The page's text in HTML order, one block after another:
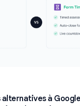
alternatives à